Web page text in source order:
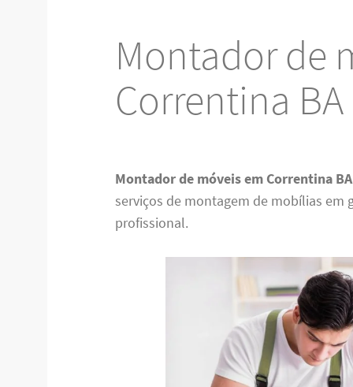
Montador de
Correntina BA
Montador de móveis em Correntina BA
serviços de montagem de mobílias
profissional.